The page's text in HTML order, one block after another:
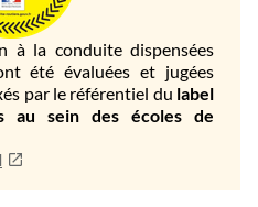
à la conduite dispensées
été évaluées et jugées
par le référentiel du label
au sein des écoles de